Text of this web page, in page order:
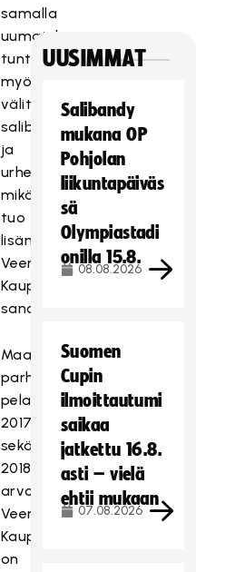
samalla
uumajalaiset
tuntuvat
myös
välittävän
salibandysta
ja
urheilusta,
mikä
tuo
lisämotivaatiota,
Veera
Kauppi
sanoo.
Maailman
parhaaksi
pelaajaksi
2017
sekä
2018
arvostettu
Veera
Kauppi
on
UUSIMMAT
Salibandy
mukana OP
Pohjolan
liikuntapäiväs
sä
Olympiastadi
onilla 15.8.
08.08.2026
Suomen
Cupin
ilmoittautumi
saikaa
jatkettu 16.8.
asti – vielä
ehtii mukaan
07.08.2026